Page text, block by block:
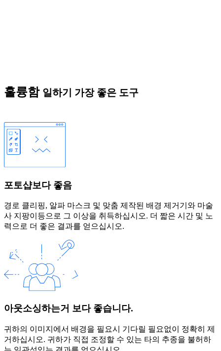
훌륭함 일하기 가장 좋은 도구
포토샵보다 좋음
경로 클리핑, 알파 마스크 및 맞춤 제작된 배경 제거기와 마술
사 지팡이등으로 그 이상을 취득하십시오. 더 짧은 시간 및 노
력으로 더 좋은 결과를 얻으십시오.
아웃소싱하는거 보다 좋습니다.
귀하의 이미지에서 배경을 필요시 기다릴 필요없이 정확히 제
거하십시오. 귀하가 직접 조정할 수 있는 타의 추종을 불허하